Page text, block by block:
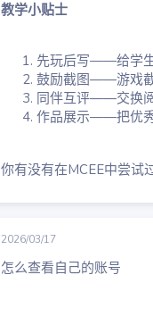
教学小贴士
先玩后写——给学
鼓励截图——游戏
同伴互评——交换
作品展示——把优
你有没有在MCEE中尝试
2026/03/17
怎么查看自己的账号